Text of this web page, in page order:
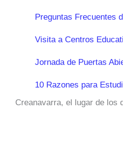
Preguntas Frecuentes
Visita a Centros
Jornada de Puertas
10 Razones para
Creanavarra, el lugar de los